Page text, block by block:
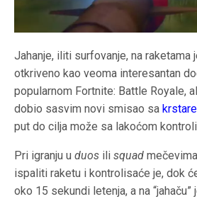
Jahanje, iliti surfovanje, na raketama
otkriveno kao veoma interesantan
popularnom Fortnite: Battle Royale,
dobio sasvim novi smisao sa
put do cilja može sa lakoćom
Pri igranju uduos ilisquad
ispaliti raketu i kontrolisaće je, dok
oko 15 sekundi letenja, a na